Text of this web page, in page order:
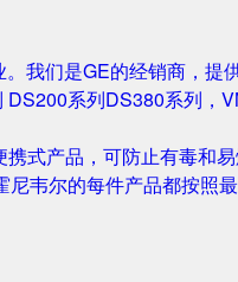
我们是GE的经销商，提
系列DS380系列，
式产品，可防止有毒和
韦尔的每件产品都按照